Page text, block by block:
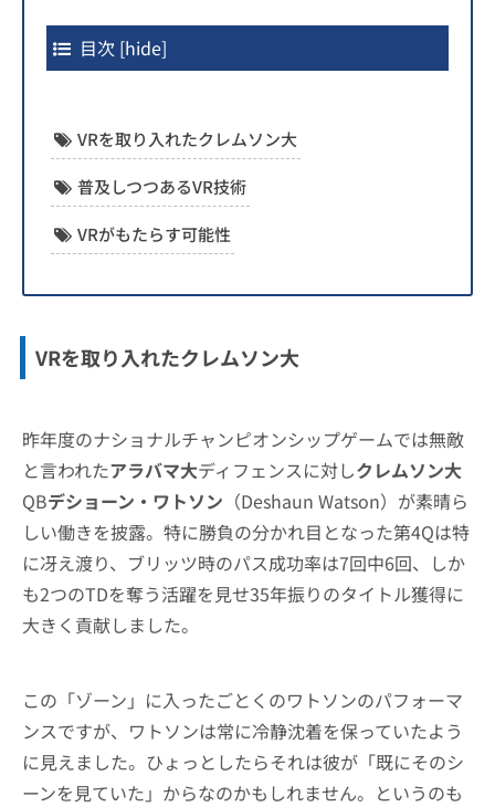
目次 [hide]
VRを取り入れたクレムソン大
普及しつつあるVR技術
VRがもたらす可能性
VRを取り入れたクレムソン大
昨年度のナショナルチャンピオンシップゲームでは無敵
と言われたアラバマ大ディフェンスに対しクレムソン大
QBデショーン・ワトソン （Deshaun Watson）が素晴ら
しい働きを披露。特に勝負の分かれ目となった第4Qは特
に冴え渡り、ブリッツ時のパス成功率は7回中6回、しか
も2つのTDを奪う活躍を見せ35年振りのタイトル獲得に
大きく貢献しました。
この「ゾーン」に入ったごとくのワトソンのパフォーマ
ンスですが、ワトソンは常に冷静沈着を保っていたよう
に見えました。ひょっとしたらそれは彼が「既にそのシ
ーンを見ていた」からなのかもしれません。というのも